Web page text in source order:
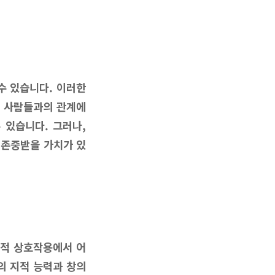
있습니다. 이러한
람들과의 관계에
습니다. 그러나,
중받을 가치가 있
상호작용에서 어
지적 능력과 창의